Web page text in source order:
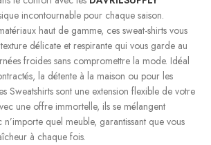
incontournable pour chaque saison.
haut de gamme, ces sweat-shirts vous
délicate et respirante qui vous garde au
froides sans compromettre la mode. Idéal
la détente à la maison ou pour les
Sweatshirts sont une extension flexible de votre
une offre immortelle, ils se mélangent
n’importe quel meuble, garantissant que vous
à chaque fois.